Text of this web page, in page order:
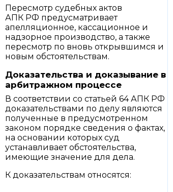
Пересмотр судебных актов
АПК РФ предусматривает
апелляционное, кассационное и
надзорное производство, а также
пересмотр по вновь открывшимся и
новым обстоятельствам.
Доказательства и доказывание в
арбитражном процессе
В соответствии со статьей 64 АПК РФ
доказательствами по делу являются
полученные в предусмотренном
законом порядке сведения о фактах,
на основании которых суд
устанавливает обстоятельства,
имеющие значение для дела.
К доказательствам относятся: